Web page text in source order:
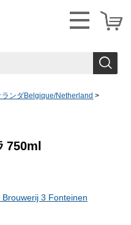
ランダBelgique/Netherland
750ml
Brouwerij 3 Fonteinen